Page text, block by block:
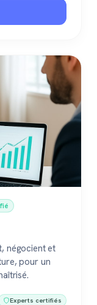
négocient et
pour un
Experts certifiés